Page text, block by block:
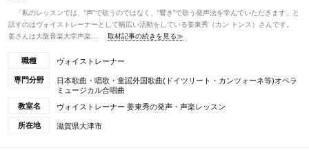
「私のレッスンでは、“声”で歌うのではなく、“響き”で歌う発声法を学んでいただきます」と
話すのはヴォイストレーナーとして幅広い活動をしている姜東秀（カン トンス）さんです。
姜さんは大阪音楽大学声楽...
取材記事の続きを見る≫
職種 ヴォイストレーナー
専門分野
日本歌曲・唱歌・童謡外国歌曲(ドイツリート・カンツォーネ等)オペラ
ミュージカル合唱曲
教室名
ヴォイストレーナー 姜東秀の発声・声楽レッスン
所在地 滋賀県大津市